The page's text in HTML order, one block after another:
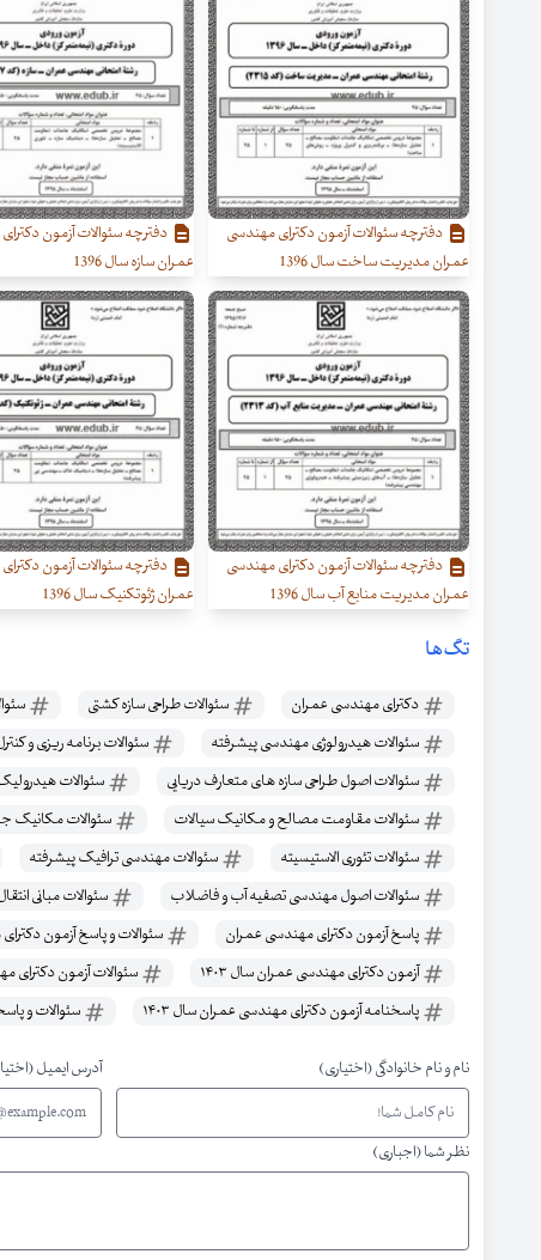
دفترچه سئوالات آزمون دکترای مهندسی
عمران مدیریت ساخت سال 1396
دفترچه سئوالات آزمون
عمران سازه سال 1396
دفترچه سئوالات آزمون دکترای مهندسی
عمران مدیریت منابع آب سال 1396
دفترچه سئوالات آزمون
عمران ژئوتکنیک سال 1396
تگ‌ها
دکترای مهندسی عمران سئوالات طراحی سازه کشتی
سئوالات هیدرولوژی مهندسی پیشرفته
سئوالات برنامه ریزی و
سئوالات اصول طراحی سازه های متعارف دریایی
سئوالات
سئوالات مقاومت مصالح و مکانیک سیالات
سئوالات مکانیک
سئوالات تئوری الاستیسیته
سئوالات مهندسی ترافیک پیشرفته
سئوالات اصول مهندسی تصفیه آب و فاضلاب
سئوالات مبانی
پاسخ آزمون دکترای مهندسی عمران
سئوالات و پاسخ آزمون
آزمون دکترای مهندسی عمران سال ۱۴۰۳
سئوالات آزمون دکترای
پاسخنامه آزمون دکترای مهندسی عمران سال ۱۴۰۳
سئوالات و
نام و نام خانوادگی (اختیاری) آدرس ایمیل
نظر شما (اجباری)